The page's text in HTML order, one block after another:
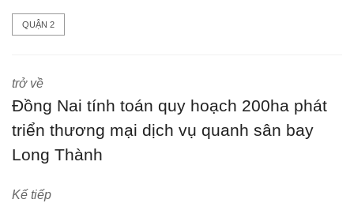
QUẬN 2
trở về
Đồng Nai tính toán quy hoạch 200ha phát
triển thương mại dịch vụ quanh sân bay
Long Thành
Kế tiếp